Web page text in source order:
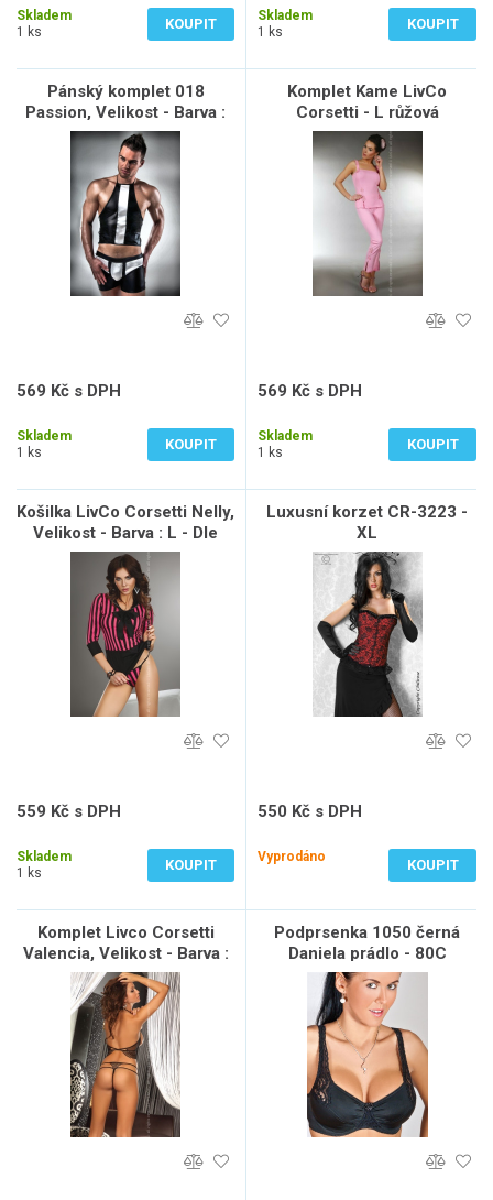
Skladem
1 ks
KOUPIT
Skladem
1 ks
KOUPIT
Pánský komplet 018
Passion, Velikost - Barva :
L/XL - Bílo-Černá
569 Kč s DPH
Skladem
1 ks
KOUPIT
Komplet Kame LivCo
Corsetti - L růžová
569 Kč s DPH
Skladem
1 ks
KOUPIT
Košilka LivCo Corsetti Nelly,
Velikost - Barva : L - Dle
fota
559 Kč s DPH
Skladem
1 ks
KOUPIT
Luxusní korzet CR-3223 -
XL
550 Kč s DPH
Vyprodáno
KOUPIT
Komplet Livco Corsetti
Valencia, Velikost - Barva :
S - Černá
Podprsenka 1050 černá
Daniela prádlo - 80C